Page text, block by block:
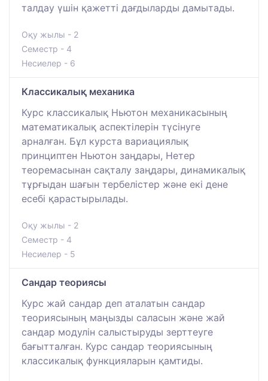
талдау үшін қажетті дағдыларды дамытады.
Оқу жылы - 2
Семестр - 4
Несиелер - 6
Классикалық механика
Курс классикалық Ньютон механикасының
математикалық аспектілерін түсінуге
арналған. Бұл курста вариациялық
принциптен Ньютон заңдары, Нетер
теоремасынан сақталу заңдары, динамикалық
тұрғыдан шағын тербелістер және екі дене
есебі қарастырылады.
Оқу жылы - 2
Семестр - 4
Несиелер - 5
Сандар теориясы
Курс жай сандар деп аталатын сандар
теориясының маңызды саласын және жай
сандар модулін салыстыруды зерттеуге
бағытталған. Курс сандар теориясының
классикалық функцияларын қамтиды.